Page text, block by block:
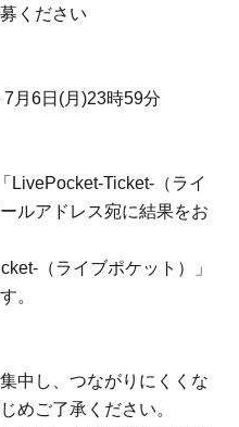
ください
月6日(月)23時59分
LivePocket-Ticket-（ライ
ルアドレス宛に結果をお
（ライブポケット）」
。
中し、つながりにくくな
めご了承ください。